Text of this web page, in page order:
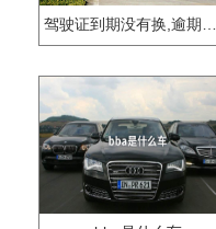
驾驶证到期没有换,逾期怎么办??